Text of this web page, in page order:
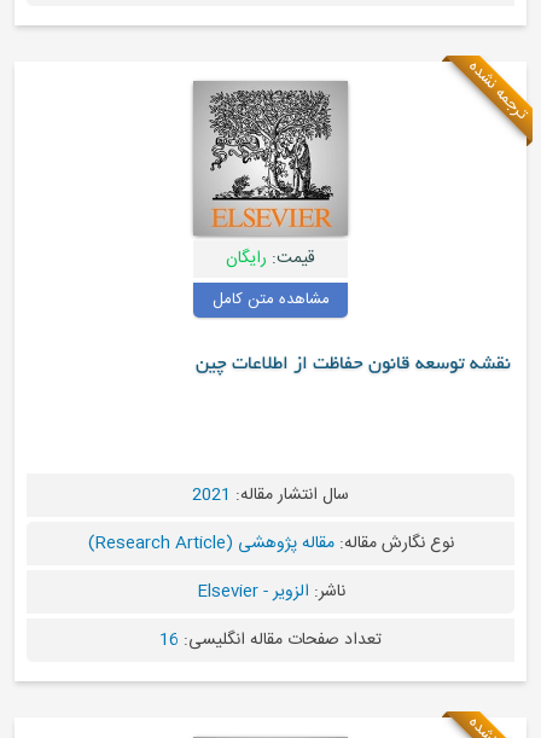
نشده
قیمت:رایگان
مشاهده متن کامل
نقشه توسعه قانون حفاظت از اطلاعات چین
سال انتشار مقاله:2021
نوع نگارش مقاله:مقاله پژوهشی (Research Article)
ناشر:الزویر - Elsevier
تعداد صفحات مقاله انگلیسی:16